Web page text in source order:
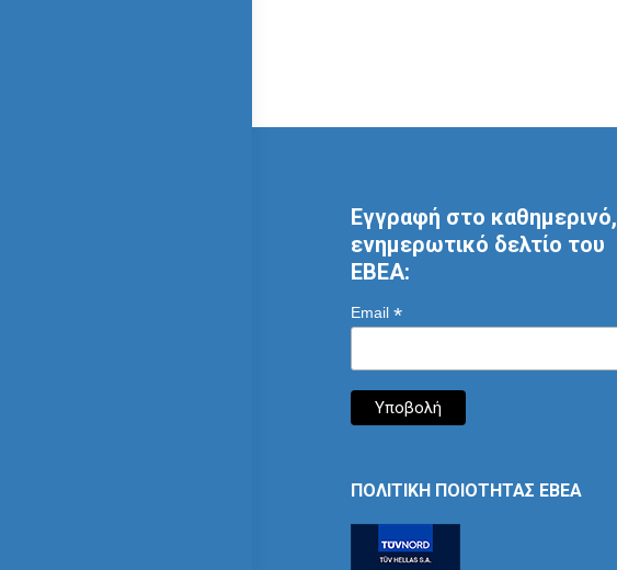
Εγγραφή στο καθημερινό,
ενημερωτικό δελτίο του
ΕΒΕΑ:
Email *
ΠΟΛΙΤΙΚΗ ΠΟΙΟΤΗΤΑΣ ΕΒΕΑ